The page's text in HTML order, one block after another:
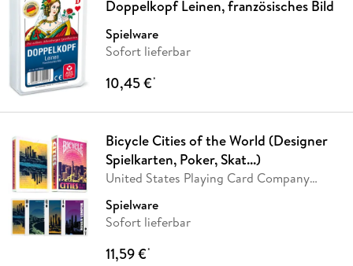
Doppelkopf Leinen, französisches Bild
Spielware
Sofort lieferbar
10,45 €*
Bicycle Cities of the World (Designer
Spielkarten, Poker, Skat...)
United States Playing Card Company
Spielware
Sofort lieferbar
11,59 €*